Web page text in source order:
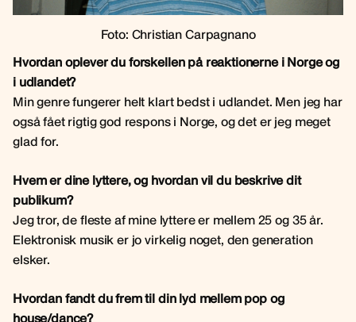
Foto: Christian Carpagnano
Hvordan oplever du forskellen på reaktionerne i Norge og
i udlandet?
Min genre fungerer helt klart bedst i udlandet. Men jeg har
også fået rigtig god respons i Norge, og det er jeg meget
glad for.
Hvem er dine lyttere, og hvordan vil du beskrive dit
publikum?
Jeg tror, de fleste af mine lyttere er mellem 25 og 35 år.
Elektronisk musik er jo virkelig noget, den generation
elsker.
Hvordan fandt du frem til din lyd mellem pop og
house/dance?